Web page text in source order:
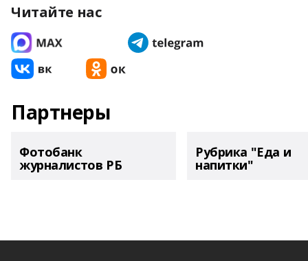
Читайте нас
Партнеры
Фотобанк
журналистов РБ
Рубрика "Еда и
напитки"